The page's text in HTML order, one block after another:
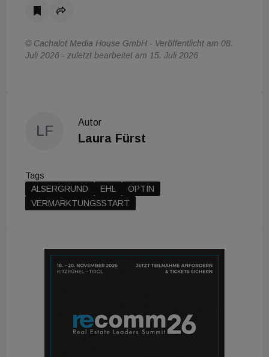
© Cachalot Media House GmbH - Veröffentlicht am 08.
Juli 2026 - zuletzt bearbeitet am 15. Juli 2026
LF
Autor
Laura Fürst
Tags
ALSERGRUND
EHL
OPTIN
VERMARKTUNGSSTART